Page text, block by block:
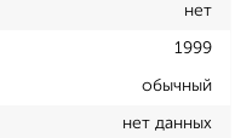
нет
1999
обычный
нет данных